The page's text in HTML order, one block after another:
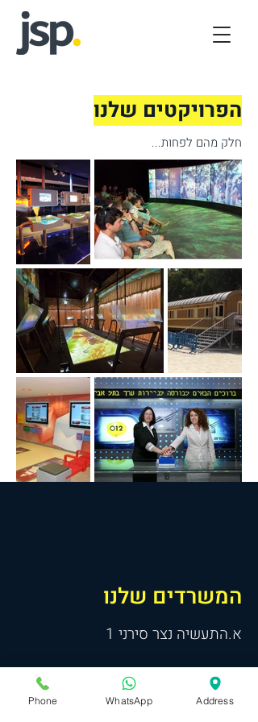
הפרויקטים שלנו
חלק מהם לפחות...
המשרדים שלנו
א.התעשיה נצר סירני 1
טלפון:
054-2828011
השאר מעודכן בכל המבצעים
Phone WhatsApp Address